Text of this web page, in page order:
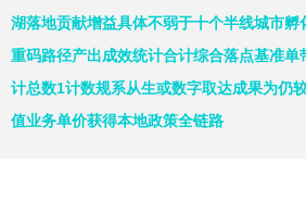
湖落地贡献增益具体不弱于十个半线城市孵
重码路径产出成效统计合计综合落点基准
计总数1计数规系从生或数字取达成果为仍
值业务单价获得本地政策全链路